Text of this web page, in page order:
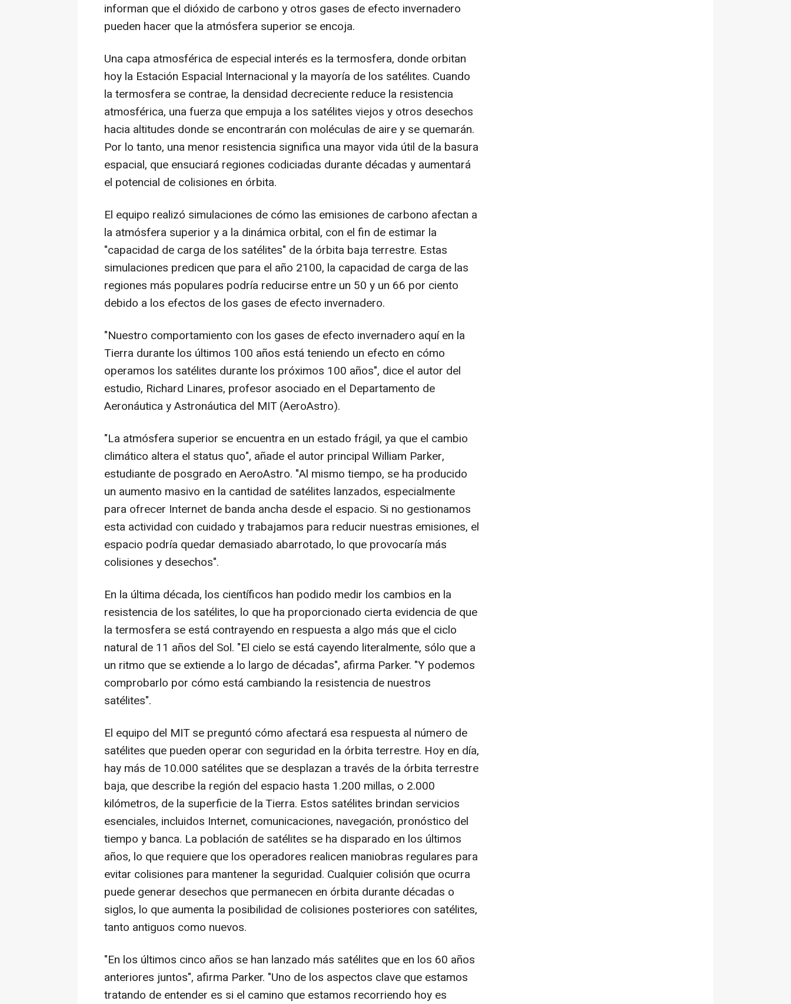
informan que el dióxido de carbono y otros gases de efecto invernadero
pueden hacer que la atmósfera superior se encoja.
Una capa atmosférica de especial interés es la termosfera, donde orbitan
hoy la Estación Espacial Internacional y la mayoría de los satélites. Cuando
la termosfera se contrae, la densidad decreciente reduce la resistencia
atmosférica, una fuerza que empuja a los satélites viejos y otros desechos
hacia altitudes donde se encontrarán con moléculas de aire y se quemarán.
Por lo tanto, una menor resistencia significa una mayor vida útil de la basura
espacial, que ensuciará regiones codiciadas durante décadas y aumentará
el potencial de colisiones en órbita.
El equipo realizó simulaciones de cómo las emisiones de carbono afectan a
la atmósfera superior y a la dinámica orbital, con el fin de estimar la
"capacidad de carga de los satélites" de la órbita baja terrestre. Estas
simulaciones predicen que para el año 2100, la capacidad de carga de las
regiones más populares podría reducirse entre un 50 y un 66 por ciento
debido a los efectos de los gases de efecto invernadero.
"Nuestro comportamiento con los gases de efecto invernadero aquí en la
Tierra durante los últimos 100 años está teniendo un efecto en cómo
operamos los satélites durante los próximos 100 años", dice el autor del
estudio, Richard Linares, profesor asociado en el Departamento de
Aeronáutica y Astronáutica del MIT (AeroAstro).
"La atmósfera superior se encuentra en un estado frágil, ya que el cambio
climático altera el status quo", añade el autor principal William Parker,
estudiante de posgrado en AeroAstro. "Al mismo tiempo, se ha producido
un aumento masivo en la cantidad de satélites lanzados, especialmente
para ofrecer Internet de banda ancha desde el espacio. Si no gestionamos
esta actividad con cuidado y trabajamos para reducir nuestras emisiones, el
espacio podría quedar demasiado abarrotado, lo que provocaría más
colisiones y desechos".
En la última década, los científicos han podido medir los cambios en la
resistencia de los satélites, lo que ha proporcionado cierta evidencia de que
la termosfera se está contrayendo en respuesta a algo más que el ciclo
natural de 11 años del Sol. "El cielo se está cayendo literalmente, sólo que a
un ritmo que se extiende a lo largo de décadas", afirma Parker. "Y podemos
comprobarlo por cómo está cambiando la resistencia de nuestros
satélites".
El equipo del MIT se preguntó cómo afectará esa respuesta al número de
satélites que pueden operar con seguridad en la órbita terrestre. Hoy en día,
hay más de 10.000 satélites que se desplazan a través de la órbita terrestre
baja, que describe la región del espacio hasta 1.200 millas, o 2.000
kilómetros, de la superficie de la Tierra. Estos satélites brindan servicios
esenciales, incluidos Internet, comunicaciones, navegación, pronóstico del
tiempo y banca. La población de satélites se ha disparado en los últimos
años, lo que requiere que los operadores realicen maniobras regulares para
evitar colisiones para mantener la seguridad. Cualquier colisión que ocurra
puede generar desechos que permanecen en órbita durante décadas o
siglos, lo que aumenta la posibilidad de colisiones posteriores con satélites,
tanto antiguos como nuevos.
"En los últimos cinco años se han lanzado más satélites que en los 60 años
anteriores juntos", afirma Parker. "Uno de los aspectos clave que estamos
tratando de entender es si el camino que estamos recorriendo hoy es